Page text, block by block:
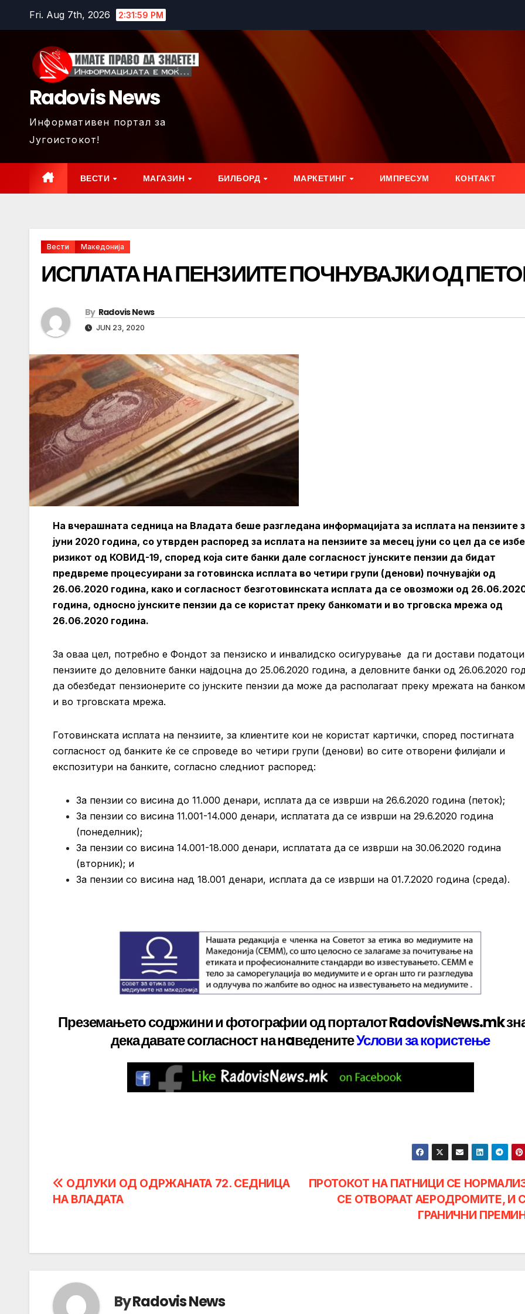
Fri. Aug 7th, 2026 2:32:00 PM
Radovis News
Информативен портал за
Југоистокот!
ВЕСТИ МАГАЗИН БИЛБОРД МАРКЕТИНГ ИМПРЕСУМ КОНТАКТ
Вести Македонија
ИСПЛАТА НА ПЕНЗИИТЕ ПОЧНУВАЈКИ ОД
By Radovis News
JUN 23, 2020
На вчерашната седница на Владата беше разгледана информацијата за исплата на пензиите
јуни 2020 година, со утврден распоред за исплата на пензиите за месец јуни со цел да се
ризикот од КОВИД-19, според која сите банки дале согласност јунските пензии да бидат
предвреме процесуирани за готовинска исплата во четири групи (денови) почнувајќи од
26.06.2020 година, како и согласност безготовинската исплата да се овозможи од
година, односно јунските пензии да се користат преку банкомати и во трговска мрежа од
26.06.2020 година.
За оваа цел, потребно е Фондот за пензиско и инвалидско осигурување да ги достави
пензиите до деловните банки најдоцна до 25.06.2020 година, а деловните банки од 26.06.2020
да обезбедат пензионерите со јунските пензии да може да располагаат преку мрежата на
и во трговската мрежа.
Готовинската исплата на пензиите, за клиентите кои не користат картички, според постигната
согласност од банките ќе се спроведе во четири групи (денови) во сите отворени филијали и
експозитури на банките, согласно следниот распоред:
За пензии со висина до 11.000 денари, исплата да се изврши на 26.6.2020 година (петок);
За пензии со висина 11.001-14.000 денари, исплатата да се изврши на 29.6.2020 година
(понеделник);
За пензии со висина 14.001-18.000 денари, исплатата да се изврши на 30.06.2020 година
(вторник); и
За пензии со висина над 18.001 денари, исплата да се изврши на 01.7.2020 година (среда).
Преземањето содржини и фотографии од порталот RadovisNews.mk
дека даватесогласност на нaведенитеУслови за користење
Post
navigation
ПРОТОКОТ НА ПАТНИЦИ СЕ
СЕ ОТВОРААТ АЕРОДРОМИТЕ, И
ГРАНИЧНИ
ОДЛУКИ ОД ОДРЖАНАТА 72. СЕДНИЦА
НА ВЛАДАТА
ByRadovis News